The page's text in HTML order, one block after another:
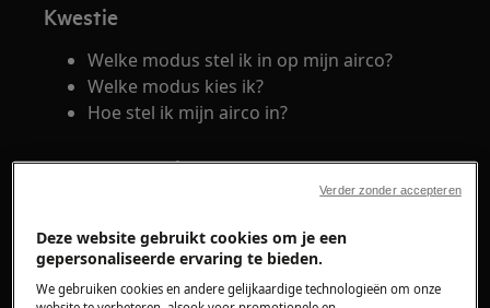
Kwestie
Welke modus stel ik in op mijn airco?
Welke modus kies ik?
Hoe stel ik mijn airco in?
Heeft betrekking op
Oplossing
Deze website gebruikt cookies om je een
gepersonaliseerde ervaring te bieden.
We gebruiken cookies en andere gelijkaardige technologieën om onze
Verder zonder accepteren